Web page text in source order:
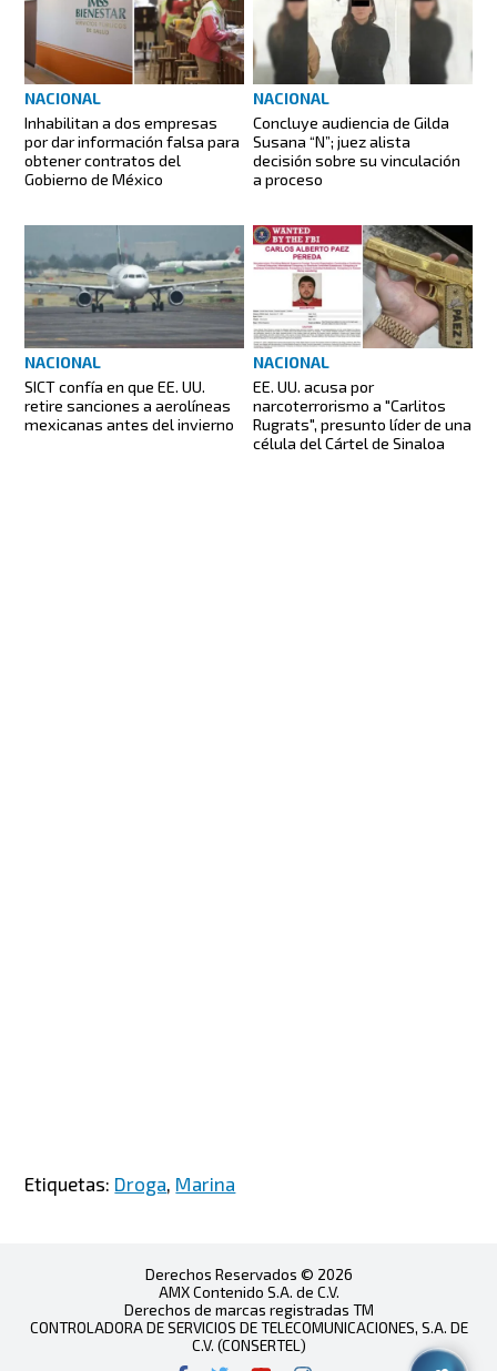
NACIONAL
Inhabilitan a dos empresas
por dar información falsa para
obtener contratos del
Gobierno de México
NACIONAL
Concluye audiencia de Gilda
Susana “N”; juez alista
decisión sobre su vinculación
a proceso
NACIONAL
SICT confía en que EE. UU.
retire sanciones a aerolíneas
mexicanas antes del invierno
NACIONAL
EE. UU. acusa por
narcoterrorismo a "Carlitos
Rugrats", presunto líder de una
célula del Cártel de Sinaloa
Etiquetas: Droga, Marina
Derechos Reservados © 2026
AMX Contenido S.A. de C.V.
Derechos de marcas registradas TM
CONTROLADORA DE SERVICIOS DE TELECOMUNICACIONES, S.A. DE
C.V. (CONSERTEL)